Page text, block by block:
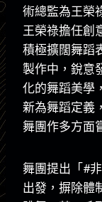
術總監為王榮
王榮祿擔任創
積極擴闊舞蹈
製作中，銳意
化的舞蹈美學
新為舞蹈定義
舞團作多方面
舞團提出「#
出發，摒除體